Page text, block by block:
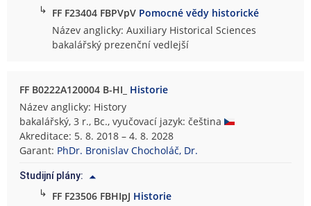
↳ FF F23404 FBPVpV Pomocné vědy historické
Název anglicky: Auxiliary Historical Sciences
bakalářský prezenční vedlejší
FF B0222A120004 B-HI_ Historie
Název anglicky: History
bakalářský, 3 r., Bc., vyučovací jazyk: čeština
Akreditace: 5. 8. 2018 – 4. 8. 2028
Garant: PhDr. Bronislav Chocholáč, Dr.
Studijní plány:
↳ FF F23506 FBHIpJ Historie